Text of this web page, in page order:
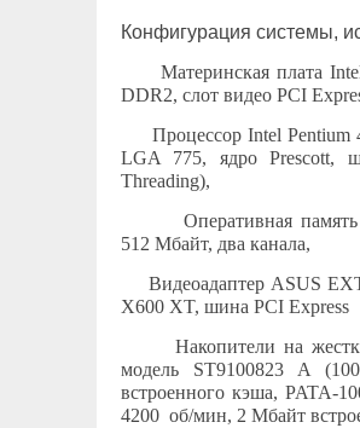
Конфигурация системы,
Материнская плата
DDR2, слот видео PCI
Процессор Intel Pentium
LGA 775, ядро Prescott,
Threading),
Оперативная память
512 Мбайт, два канала,
Видеоадаптер ASUS
X600 XT, шина PCI Express
Накопители на
модель
ST9100823
A
встроенного кэша, PATA-
4200 об/мин, 2 Мбайт